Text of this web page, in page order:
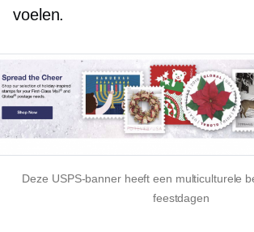
voelen.
Deze USPS-banner heeft een multiculturele
feestdagen